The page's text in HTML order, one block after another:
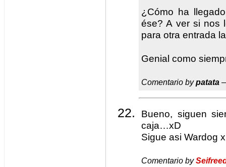
¿Cómo ha
ése? A ver si nos
para otra entrada
Genial como
Comentario bypatata
Bueno, siguen
caja…xD
Sigue asi Wardog
Comentario by